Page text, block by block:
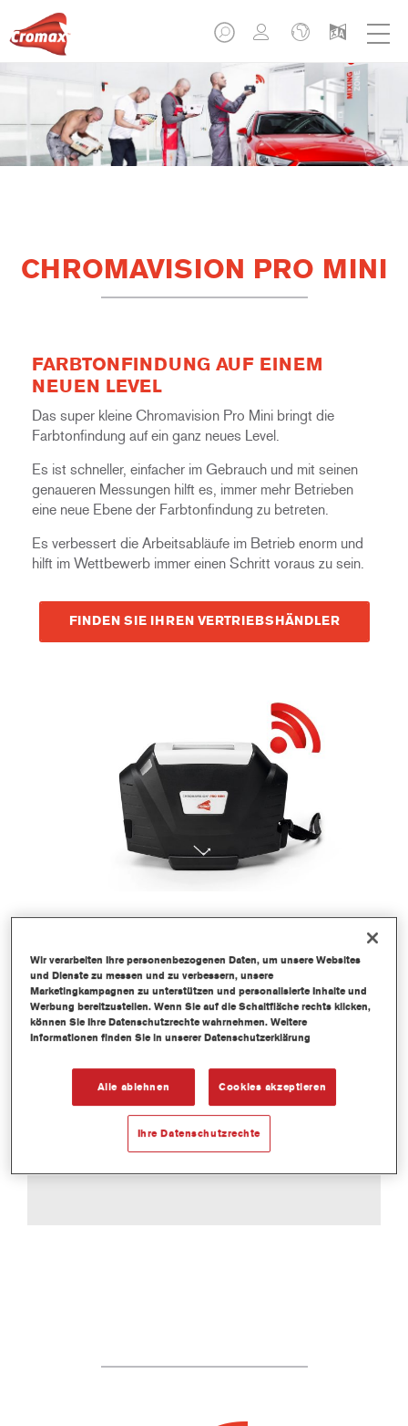
CHROMAVISION PRO MINI
FARBTONFINDUNG AUF EINEM
NEUEN LEVEL
Das super kleine Chromavision Pro Mini bringt die
Farbtonfindung auf ein ganz neues Level.
Es ist schneller, einfacher im Gebrauch und mit seinen
genaueren Messungen hilft es, immer mehr Betrieben
eine neue Ebene der Farbtonfindung zu betreten.
Es verbessert die Arbeitsabläufe im Betrieb enorm und
hilft im Wettbewerb immer einen Schritt voraus zu sein.
FINDEN SIE IHREN VERTRIEBSHÄNDLER
Wir verarbeiten Ihre personenbezogenen Daten, um unsere Websites
und Dienste zu messen und zu verbessern, unsere
Marketingkampagnen zu unterstützen und personalisierte Inhalte und
Werbung bereitzustellen. Wenn Sie auf die Schaltfläche rechts klicken,
können Sie Ihre Datenschutzrechte wahrnehmen. Weitere
Informationen finden Sie in unserer Datenschutzerklärung
Alle ablehnen Cookies akzeptieren
Ihre Datenschutzrechte